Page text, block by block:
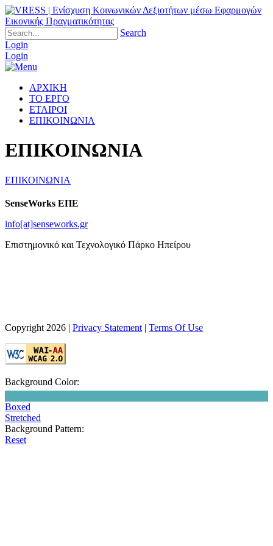
Search
Login
Login
ΑΡΧΙΚΗ
ΤΟ ΕΡΓΟ
ΕΤΑΙΡΟΙ
ΕΠΙΚΟΙΝΩΝΙΑ
ΕΠΙΚΟΙΝΩΝΙΑ
ΕΠΙΚΟΙΝΩΝΙΑ
SenseWorks ΕΠΕ
info[at]senseworks.gr
Επιστημονικό και Τεχνολογικό Πάρκο Ηπείρου
Copyright 2026 | Privacy Statement | Terms Of Use
Background Color:
Boxed
Stretched
Background Pattern:
Reset